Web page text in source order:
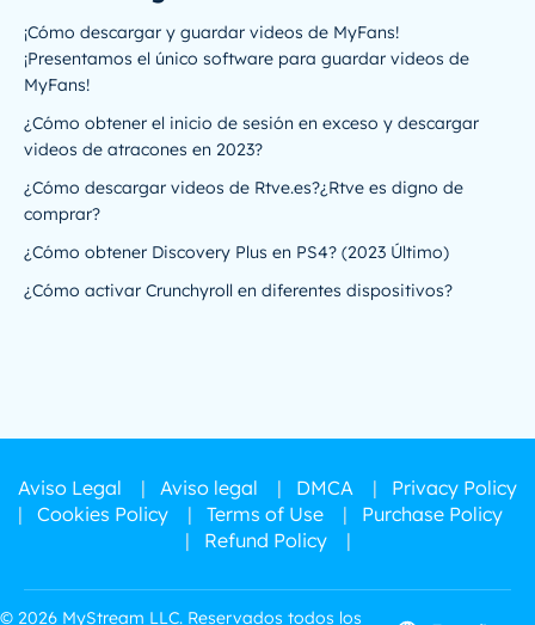
¡Cómo descargar y guardar videos de MyFans!
¡Presentamos el único software para guardar videos de
MyFans!
¿Cómo obtener el inicio de sesión en exceso y descargar
videos de atracones en 2023?
¿Cómo descargar videos de Rtve.es?¿Rtve es digno de
comprar?
¿Cómo obtener Discovery Plus en PS4? (2023 Último)
¿Cómo activar Crunchyroll en diferentes dispositivos?
Aviso Legal | Aviso legal | DMCA |
Privacy Policy
|
Cookies Policy | Terms of Use |
Purchase Policy
|
Refund Policy |
© 2026 MyStream LLC. Reservados todos los